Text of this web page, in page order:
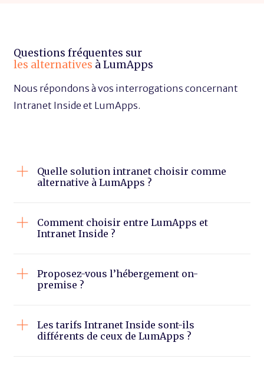
Questions fréquentes sur
les alternatives à LumApps
Nous répondons à vos interrogations concernant
Intranet Inside et LumApps.
Quelle solution intranet choisir comme
alternative à LumApps ?
Comment choisir entre LumApps et
Intranet Inside ?
Proposez-vous l’hébergement on-
premise ?
Les tarifs Intranet Inside sont-ils
différents de ceux de LumApps ?